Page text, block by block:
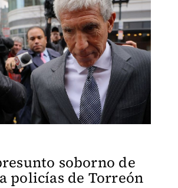
soborno de
policías de Torreón